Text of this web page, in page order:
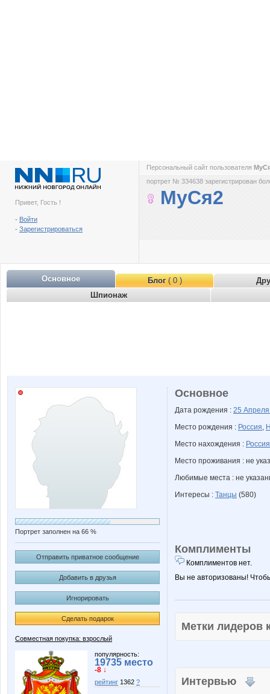
Привет, Гость !
- Войти
- Зарегистрироваться
Персональный сайт пользователя
портрет № 334638 зарегистрирован
МуСя2
Основное Блог( 0 )
Шпионаж
Портрет заполнен на 66 %
Отправить приватное сообщение
Добавить в друзья
Игнорировать
Сделать подарок
Совместная покупка: взрослый
популярность:
19735 место
-8 ↓
рейтинг 1362 ?
Основное
Дата рождения : 25
Место рождения : Россия,
Место нахождения : Россия
Место проживания : не
Любимые места : не
Интересы : Танцы (580)
Комплименты
Комплиментов нет.
Вы не авторизованы!
Метки
Интервью